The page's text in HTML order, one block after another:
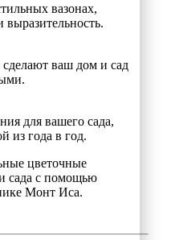
вазонах,
ваш дом и сад
для вашего сада,
из года в год.
цветочные
сада с помощью
Монт Иса.